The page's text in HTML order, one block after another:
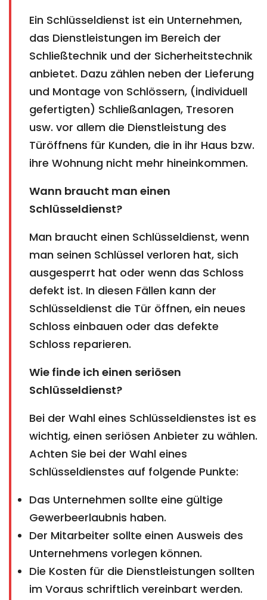
Ein Schlüsseldienst ist ein Unternehmen,
das Dienstleistungen im Bereich der
Schließtechnik und der Sicherheitstechnik
anbietet. Dazu zählen neben der Lieferung
und Montage von Schlössern, (individuell
gefertigten) Schließanlagen, Tresoren
usw. vor allem die Dienstleistung des
Türöffnens für Kunden, die in ihr Haus bzw.
ihre Wohnung nicht mehr hineinkommen.
Wann braucht man einen
Schlüsseldienst?
Man braucht einen Schlüsseldienst, wenn
man seinen Schlüssel verloren hat, sich
ausgesperrt hat oder wenn das Schloss
defekt ist. In diesen Fällen kann der
Schlüsseldienst die Tür öffnen, ein neues
Schloss einbauen oder das defekte
Schloss reparieren.
Wie finde ich einen seriösen
Schlüsseldienst?
Bei der Wahl eines Schlüsseldienstes ist es
wichtig, einen seriösen Anbieter zu wählen.
Achten Sie bei der Wahl eines
Schlüsseldienstes auf folgende Punkte:
Das Unternehmen sollte eine gültige
Gewerbeerlaubnis haben.
Der Mitarbeiter sollte einen Ausweis des
Unternehmens vorlegen können.
Die Kosten für die Dienstleistungen sollten
im Voraus schriftlich vereinbart werden.